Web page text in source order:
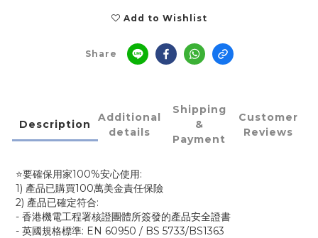
Add to Wishlist
Share
Description
Additional
details
Shipping
&
Payment
Customer
Reviews
⭐要確保用家100%安心使用:
1) 產品已購買100萬美金責任保險
2) 產品已確定符合:
- 香港機電工程署核證團體所簽發的產品安全證書
- 英國規格標準: EN 60950 / BS 5733/BS1363